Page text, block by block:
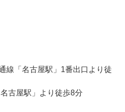
線「名古屋駅」1番出口より徒
古屋駅」より徒歩8分